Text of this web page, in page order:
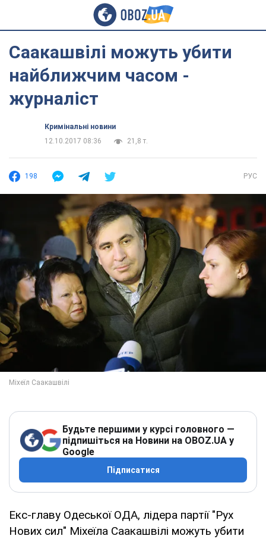
Саакашвілі можуть убити
найближчим часом -
журналіст
Кримінальні новини
12.10.2017 08:36
21,8 т.
198 РУС
Будьте першими у курсі головного —
підпишіться на Новини на OBOZ.UA у
Google
Підписатися
Екс-главу Одеської ОДА, лідера партії "Рух
Нових сил" Міхеїла Саакашвілі можуть убити